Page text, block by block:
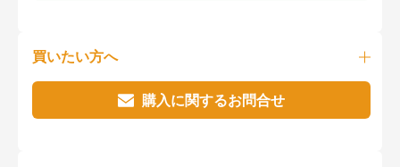
買いたい方へ
購入に関するお問合せ